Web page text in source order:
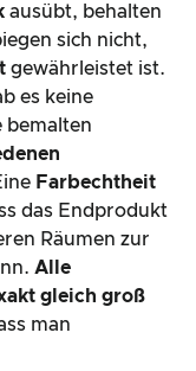
ausübt, behalten
sich nicht,
gewährleistet ist.
es keine
bemalten
Farbechtheit
das Endprodukt
Räumen zur
Alle
gleich groß
man